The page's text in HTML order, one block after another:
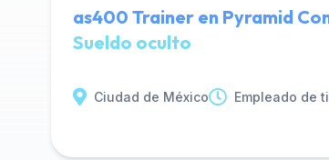
as400 Trainer en Pyramid
Sueldo oculto
Ciudad de México Empleado de